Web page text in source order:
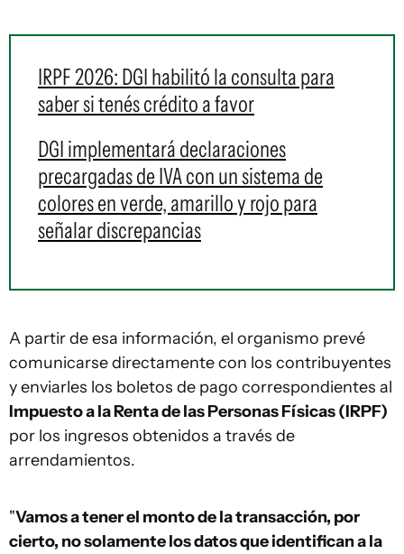
IRPF 2026: DGI habilitó la consulta para
saber si tenés crédito a favor
DGI implementará declaraciones
precargadas de IVA con un sistema de
colores en verde, amarillo y rojo para
señalar discrepancias
A partir de esa información, el organismo prevé
comunicarse directamente con los contribuyentes
y enviarles los boletos de pago correspondientes al
Impuesto a la Renta de las Personas Físicas (IRPF)
por los ingresos obtenidos a través de
arrendamientos.
"Vamos a tener el monto de la transacción, por
cierto, no solamente los datos que identifican a la